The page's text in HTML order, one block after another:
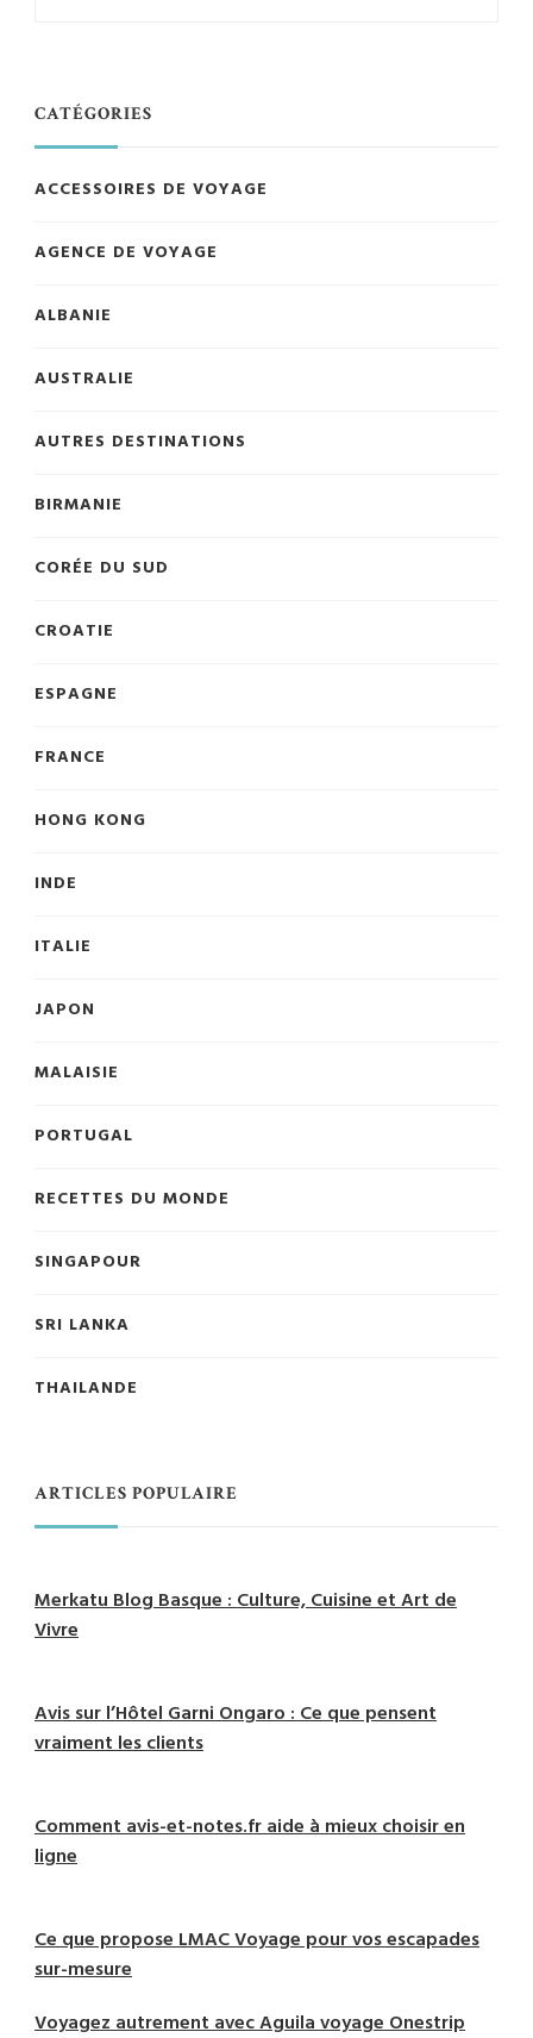
CATÉGORIES
ACCESSOIRES DE VOYAGE
AGENCE DE VOYAGE
ALBANIE
AUSTRALIE
AUTRES DESTINATIONS
BIRMANIE
CORÉE DU SUD
CROATIE
ESPAGNE
FRANCE
HONG KONG
INDE
ITALIE
JAPON
MALAISIE
PORTUGAL
RECETTES DU MONDE
SINGAPOUR
SRI LANKA
THAILANDE
ARTICLES POPULAIRE
Merkatu Blog Basque : Culture, Cuisine et Art de
Vivre
Avis sur l’Hôtel Garni Ongaro : Ce que pensent
vraiment les clients
Comment avis-et-notes.fr aide à mieux choisir en
ligne
Ce que propose LMAC Voyage pour vos escapades
sur-mesure
Voyagez autrement avec Aguila voyage Onestrip